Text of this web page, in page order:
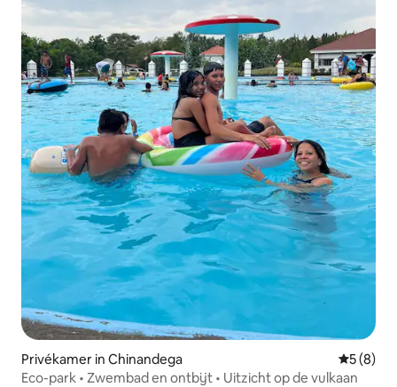
Privékamer in Chinandega
5 (8)
Eco-park • Zwembad en ontbijt • Uitzicht op de vulkaan